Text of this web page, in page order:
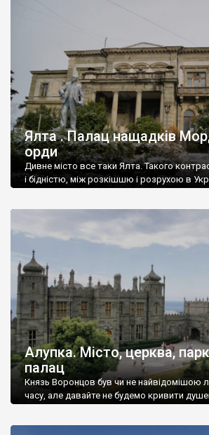
Ялта . Палац нащадків
орди
Дивне місто все таки Ялта. Такого
і бідністю, між розкішшю і розрухою в
Алупка. Місто, церква,
палац
Князь Воронцов був чи не найвідомішою
часу, але давайте не будемо кривити